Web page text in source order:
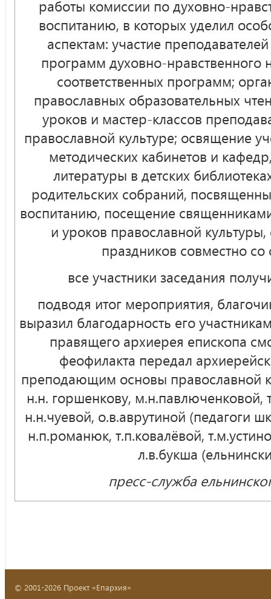
работы комиссии по духовно-
воспитанию, в которых уделил
аспектам: участие
программ духовно-нравственного
соответственных программ;
православных образовательных
уроков и мастер-классов
православной культуре; освящение
методических кабинетов и
литературы в детских
родительских собраний,
воспитанию, посещение
и уроков православной
праздников совместно
все участники заседания
подводя итог мероприятия,
выразил благодарность его
правящего архиерея епископа
феофилакта передал
преподающим основы православной
н.н. горшенкову, м.н.павлюченковой,
н.н.чуевой, о.в.аврутиной (педагоги
н.п.романюк, т.п.ковалёвой,
л.в.букша
пресс-служба
© 2001-2026 Проект «Епархия»